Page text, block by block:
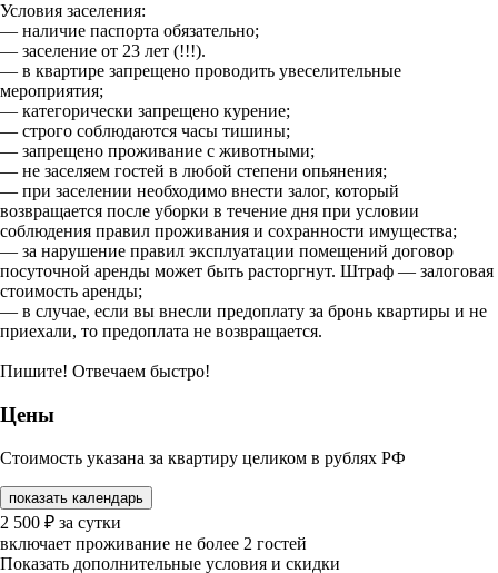
Условия заселения:
— наличие паспорта обязательно;
— заселение от 23 лет (!!!).
— в квартире запрещено проводить увеселительные
мероприятия;
— категорически запрещено курение;
— строго соблюдаются часы тишины;
— запрещено проживание с животными;
— не заселяем гостей в любой степени опьянения;
— при заселении необходимо внести залог, который
возвращается после уборки в течение дня при условии
соблюдения правил проживания и сохранности имущества;
— за нарушение правил эксплуатации помещений договор
посуточной аренды может быть расторгнут. Штраф — залоговая
стоимость аренды;
— в случае, если вы внесли предоплату за бронь квартиры и не
приехали, то предоплата не возвращается.
Пишите! Отвечаем быстро!
Цены
Стоимость указана за квартиру целиком в рублях РФ
показать календарь
2 500 ₽ за сутки
включает проживание не более 2 гостей
Показать дополнительные условия и скидки